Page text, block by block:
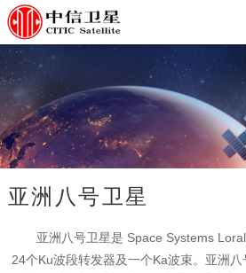
亚洲八号卫星
亚洲八号卫星是 Space Systems
24个Ku波段转发器及一个Ka波束。亚洲八